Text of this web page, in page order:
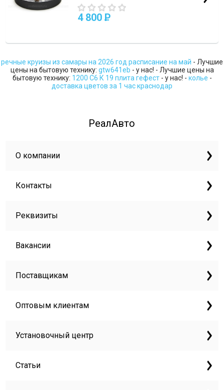
4 800 P
речные круизы из самары на 2026 год расписание на май - Лучшие
цены на бытовую технику: gtw641eb - у нас! - Лучшие цены на
бытовую технику: 1200 С6 К 19 плита гефест- у нас! - колье -
доставка цветов за 1 час краснодар
РеалАвто
О компании
Контакты
Реквизиты
Вакансии
Поставщикам
Оптовым клиентам
Установочный центр
Статьи